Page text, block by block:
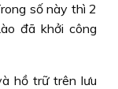
số này thì 2
đã khởi công
hồ trữ trên lưu